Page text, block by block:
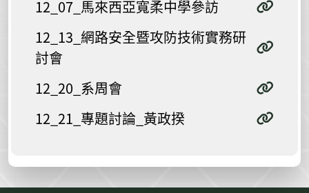
12_07_馬來西亞寬柔中學參訪
12_13_網路安全暨攻防技術實務研
討會
12_20_系周會
12_21_專題討論_黃政揆